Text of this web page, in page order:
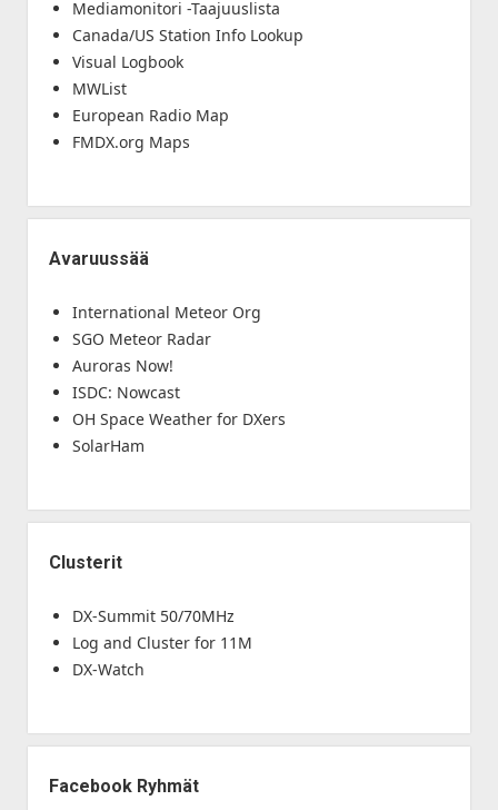
Mediamonitori -Taajuuslista
Canada/US Station Info Lookup
Visual Logbook
MWList
European Radio Map
FMDX.org Maps
Avaruussää
International Meteor Org
SGO Meteor Radar
Auroras Now!
ISDC: Nowcast
OH Space Weather for DXers
SolarHam
Clusterit
DX-Summit 50/70MHz
Log and Cluster for 11M
DX-Watch
Facebook Ryhmät